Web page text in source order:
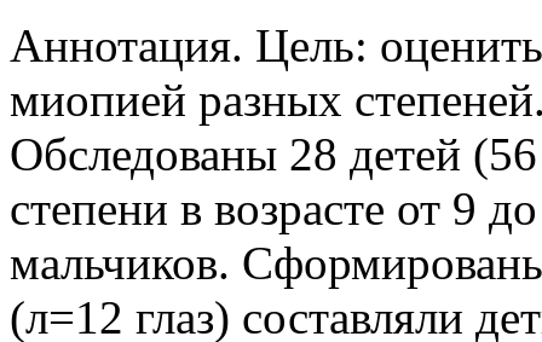
Аннотация. Цель:
миопией разных
Обследованы 28 детей
степени в возрасте от 9
мальчиков.
(л=12 глаз) составляли